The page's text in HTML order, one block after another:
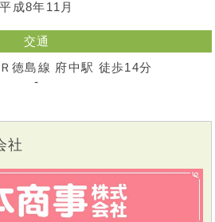
平成8年11月
交通
徳島線 府中駅 徒歩14分
-
社